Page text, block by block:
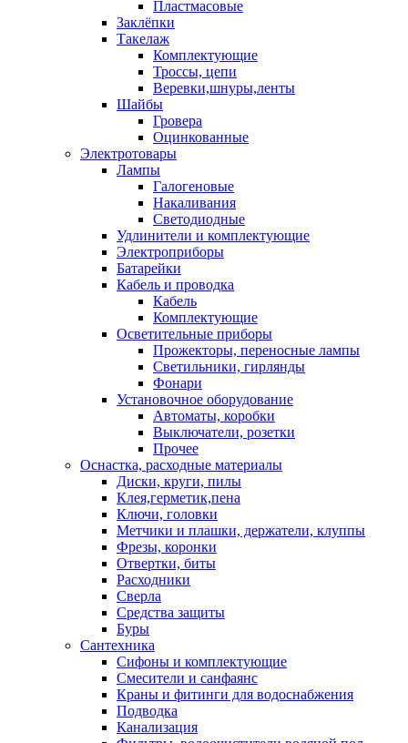
Пластмасовые
Заклёпки
Такелаж
Комплектующие
Троссы, цепи
Веревки,шнуры,ленты
Шайбы
Гровера
Оцинкованные
Электротовары
Лампы
Галогеновые
Накаливания
Светодиодные
Удлинители и комплектующие
Электроприборы
Батарейки
Кабель и проводка
Кабель
Комплектующие
Осветительные приборы
Прожекторы, переносные лампы
Светильники, гирлянды
Фонари
Установочное оборудование
Автоматы, коробки
Выключатели, розетки
Прочее
Оснастка, расходные материалы
Диски, круги, пилы
Клея,герметик,пена
Ключи, головки
Метчики и плашки, держатели, клуппы
Фрезы, коронки
Отвертки, биты
Расходники
Сверла
Средства защиты
Буры
Сантехника
Сифоны и комплектующие
Смесители и санфаянс
Краны и фитинги для водоснабжения
Подводка
Канализация